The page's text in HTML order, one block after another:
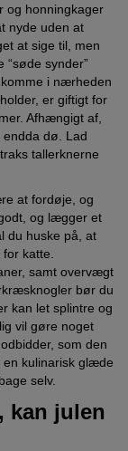
og honningkager
nyde uden at
at sige til, men
synder”
i nærheden
er giftigt for
Afhængigt af,
endda dø. Lad
tallerknerne
at fordøje, og
og lægger et
du huske på, at
katte.
samt overvægt
bør du
kan let splintre og
vil gøre noget
som den
en kulinarisk glæde
selv.
kan julen